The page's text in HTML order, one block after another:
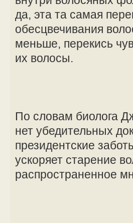
да, эта та самая
обесцвечивания
меньше, перекись
их волосы.
По словам биолога
нет убедительных
президентские
ускоряет старение
распространенное